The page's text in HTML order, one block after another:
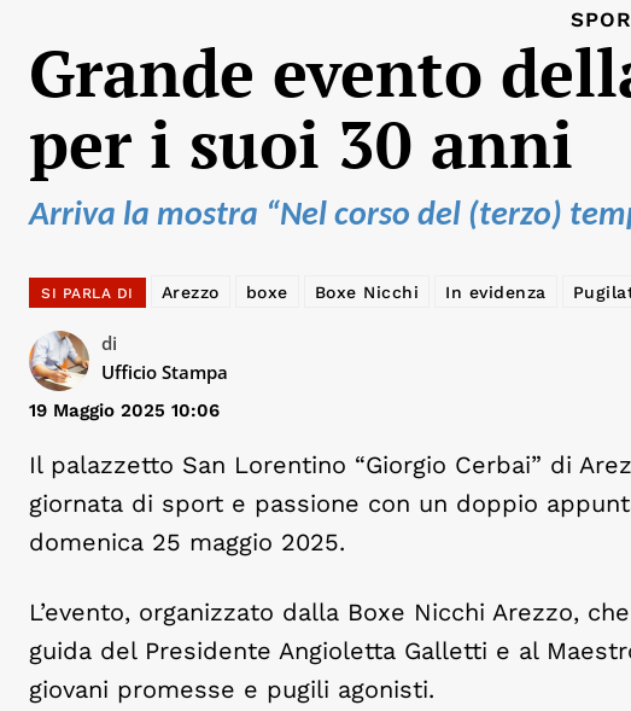
Grande evento
per i suoi 30 anni
Arriva la mostra “Nel corso del
SI PARLA DI Arezzo boxe Boxe Nicchi In evidenza
di
Ufficio Stampa
19 Maggio 2025 10:06
Il palazzetto San Lorentino “Giorgio Cerbai” di
giornata di sport e passione con un doppio
domenica 25 maggio 2025.
L’evento, organizzato dalla Boxe Nicchi Arezzo,
guida del Presidente Angioletta Galletti e al
giovani promesse e pugili agonisti.